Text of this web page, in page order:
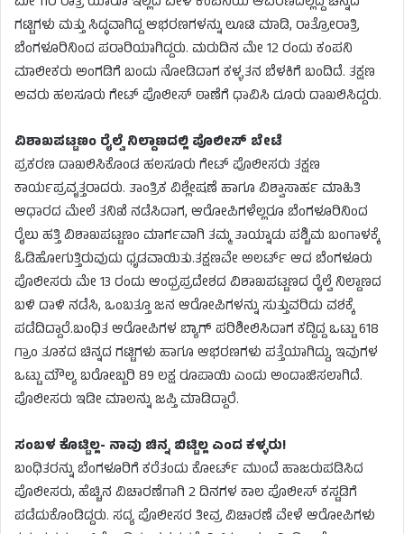
ಗಟ್ಟಿಗಳು ಮತ್ತು ಸಿದ್ಧವಾಗಿದ್ದ ಆಭರಣಗಳನ್ನು ಲೂಟಿ ಮಾಡಿ, ರಾತ್ರೋರಾತ್ರಿ
ಬೆಂಗಳೂರಿನಿಂದ ಪರಾರಿಯಾಗಿದ್ದರು. ಮರುದಿನ ಮೇ 12 ರಂದು ಕಂಪನಿ
ಮಾಲೀಕರು ಅಂಗಡಿಗೆ ಬಂದು ನೋಡಿದಾಗ ಕಳ್ಳತನ ಬೆಳಕಿಗೆ ಬಂದಿದೆ. ತಕ್ಷಣ
ಅವರು ಹಲಸೂರು ಗೇಟ್ ಪೊಲೀಸ್ ಠಾಣೆಗೆ ಧಾವಿಸಿ ದೂರು ದಾಖಲಿಸಿದ್ದರು.
ವಿಶಾಖಪಟ್ಟಣಂ ರೈಲ್ವೆ ನಿಲ್ದಾಣದಲ್ಲಿ ಪೊಲೀಸ್ ಬೇಟೆ
ಪ್ರಕರಣ ದಾಖಲಿಸಿಕೊಂಡ ಹಲಸೂರು ಗೇಟ್ ಪೊಲೀಸರು ತಕ್ಷಣ
ಕಾರ್ಯಪ್ರವೃತ್ತರಾದರು. ತಾಂತ್ರಿಕ ವಿಶ್ಲೇಷಣೆ ಹಾಗೂ ವಿಶ್ವಾಸಾರ್ಹ ಮಾಹಿತಿ
ಆಧಾರದ ಮೇಲೆ ತನಿಖೆ ನಡೆಸಿದಾಗ, ಆರೋಪಿಗಳೆಲ್ಲರೂ ಬೆಂಗಳೂರಿನಿಂದ
ರೈಲು ಹತ್ತಿ ವಿಶಾಖಪಟ್ಟಣಂ ಮಾರ್ಗವಾಗಿ ತಮ್ಮ ತಾಯ್ನಾಡು ಪಶ್ಚಿಮ ಬಂಗಾಳಕ್ಕೆ
ಓಡಿಹೋಗುತ್ತಿರುವುದು ಧೃಡವಾಯಿತು.ತಕ್ಷಣವೇ ಅಲರ್ಟ್ ಆದ ಬೆಂಗಳೂರು
ಪೊಲೀಸರು ಮೇ 13 ರಂದು ಆಂಧ್ರಪ್ರದೇಶದ ವಿಶಾಖಪಟ್ಟಣದ ರೈಲ್ವೆ ನಿಲ್ದಾಣದ
ಬಳಿ ದಾಳಿ ನಡೆಸಿ, ಒಂಬತ್ತೂ ಜನ ಆರೋಪಿಗಳನ್ನು ಸುತ್ತುವರಿದು ವಶಕ್ಕೆ
ಪಡೆದಿದ್ದಾರೆ.ಬಂಧಿತ ಆರೋಪಿಗಳ ಬ್ಯಾಗ್ ಪರಿಶೀಲಿಸಿದಾಗ ಕದ್ದಿದ್ದ ಒಟ್ಟು 618
ಗ್ರಾಂ ತೂಕದ ಚಿನ್ನದ ಗಟ್ಟಿಗಳು ಹಾಗೂ ಆಭರಣಗಳು ಪತ್ತೆಯಾಗಿದ್ದು, ಇವುಗಳ
ಒಟ್ಟು ಮೌಲ್ಯ ಬರೋಬ್ಬರಿ 89 ಲಕ್ಷ ರೂಪಾಯಿ ಎಂದು ಅಂದಾಜಿಸಲಾಗಿದೆ.
ಪೊಲೀಸರು ಇಡೀ ಮಾಲನ್ನು ಜಪ್ತಿ ಮಾಡಿದ್ದಾರೆ.
ಸಂಬಳ ಕೊಟ್ಟಿಲ್ಲ- ನಾವು ಚಿನ್ನ ಬಿಟ್ಟಿಲ್ಲ ಎಂದ ಕಳ್ಳರು!
ಬಂಧಿತರನ್ನು ಬೆಂಗಳೂರಿಗೆ ಕರೆತಂದು ಕೋರ್ಟ್ ಮುಂದೆ ಹಾಜರುಪಡಿಸಿದ
ಪೊಲೀಸರು, ಹೆಚ್ಚಿನ ವಿಚಾರಣೆಗಾಗಿ 2 ದಿನಗಳ ಕಾಲ ಪೊಲೀಸ್ ಕಸ್ಟಡಿಗೆ
ಪಡೆದುಕೊಂಡಿದ್ದರು. ಸದ್ಯ ಪೊಲೀಸರ ತೀವ್ರ ವಿಚಾರಣೆ ವೇಳೆ ಆರೋಪಿಗಳು